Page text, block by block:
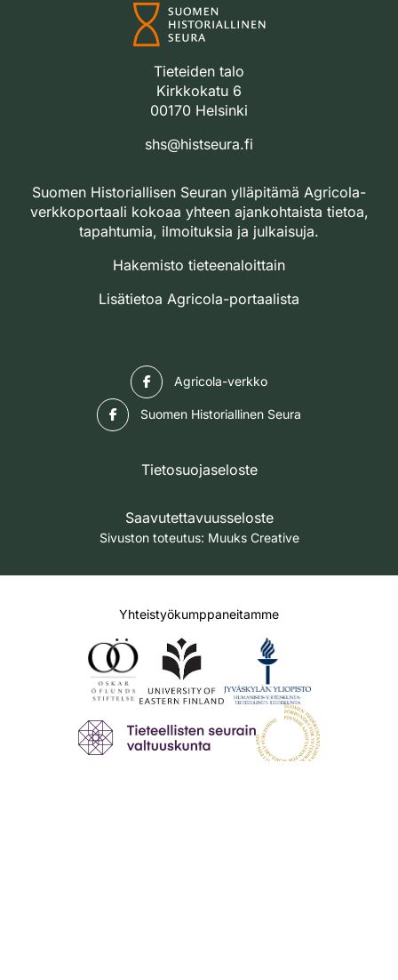
Tieteiden talo
Kirkkokatu 6
00170 Helsinki
shs@histseura.fi
Suomen Historiallisen Seuran ylläpitämä Agricola-
verkkoportaali kokoaa yhteen ajankohtaista tietoa,
tapahtumia, ilmoituksia ja julkaisuja.
Hakemisto tieteenaloittain
Lisätietoa Agricola-portaalista
Agricola-verkko
Suomen Historiallinen Seura
Tietosuojaseloste
Saavutettavuusseloste
Sivuston toteutus: Muuks Creative
Yhteistyökumppaneitamme